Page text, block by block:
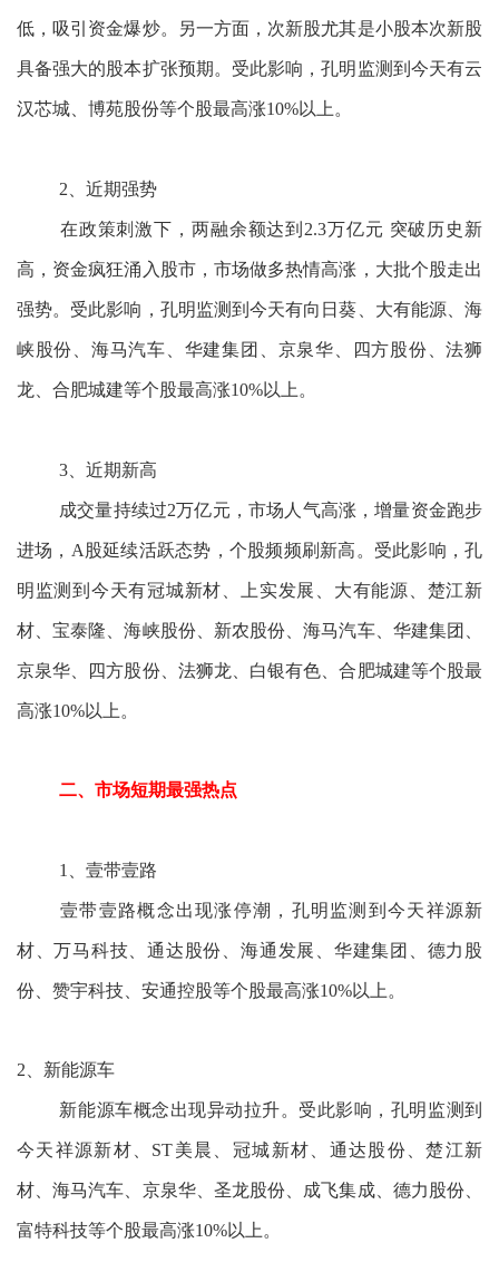
低，吸引资金爆炒。另一方面，次新股尤其是小股本次新股
具备强大的股本扩张预期。受此影响，孔明监测到今天有云
汉芯城、博苑股份等个股最高涨10%以上。
2、近期强势
在政策刺激下，两融余额达到2.3万亿元 突破历史新
高，资金疯狂涌入股市，市场做多热情高涨，大批个股走出
强势。受此影响，孔明监测到今天有向日葵、大有能源、海
峡股份、海马汽车、华建集团、京泉华、四方股份、法狮
龙、合肥城建等个股最高涨10%以上。
3、近期新高
成交量持续过2万亿元，市场人气高涨，增量资金跑步
进场，A股延续活跃态势，个股频频刷新高。受此影响，孔
明监测到今天有冠城新材、上实发展、大有能源、楚江新
材、宝泰隆、海峡股份、新农股份、海马汽车、华建集团、
京泉华、四方股份、法狮龙、白银有色、合肥城建等个股最
高涨10%以上。
二、市场短期最强热点
1、壹带壹路
壹带壹路概念出现涨停潮，孔明监测到今天祥源新
材、万马科技、通达股份、海通发展、华建集团、德力股
份、赞宇科技、安通控股等个股最高涨10%以上。
2、新能源车
新能源车概念出现异动拉升。受此影响，孔明监测到
今天祥源新材、ST美晨、冠城新材、通达股份、楚江新
材、海马汽车、京泉华、圣龙股份、成飞集成、德力股份、
富特科技等个股最高涨10%以上。